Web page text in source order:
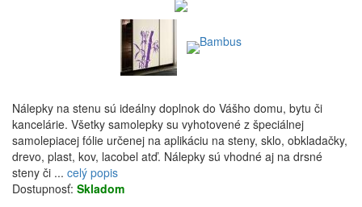
Nálepky na stenu sú ideálny doplnok do Vášho domu, bytu či
kancelárie. Všetky samolepky su vyhotovené z špeciálnej
samolepiacej fólie určenej na aplikáciu na steny, sklo, obkladačky,
drevo, plast, kov, lacobel atď. Nálepky sú vhodné aj na drsné
steny či ... celý popis
Dostupnosť: Skladom